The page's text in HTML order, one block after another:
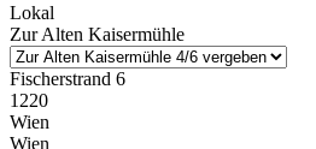
Lokal
Zur Alten Kaisermühle
Fischerstrand 6
1220
Wien
Wien